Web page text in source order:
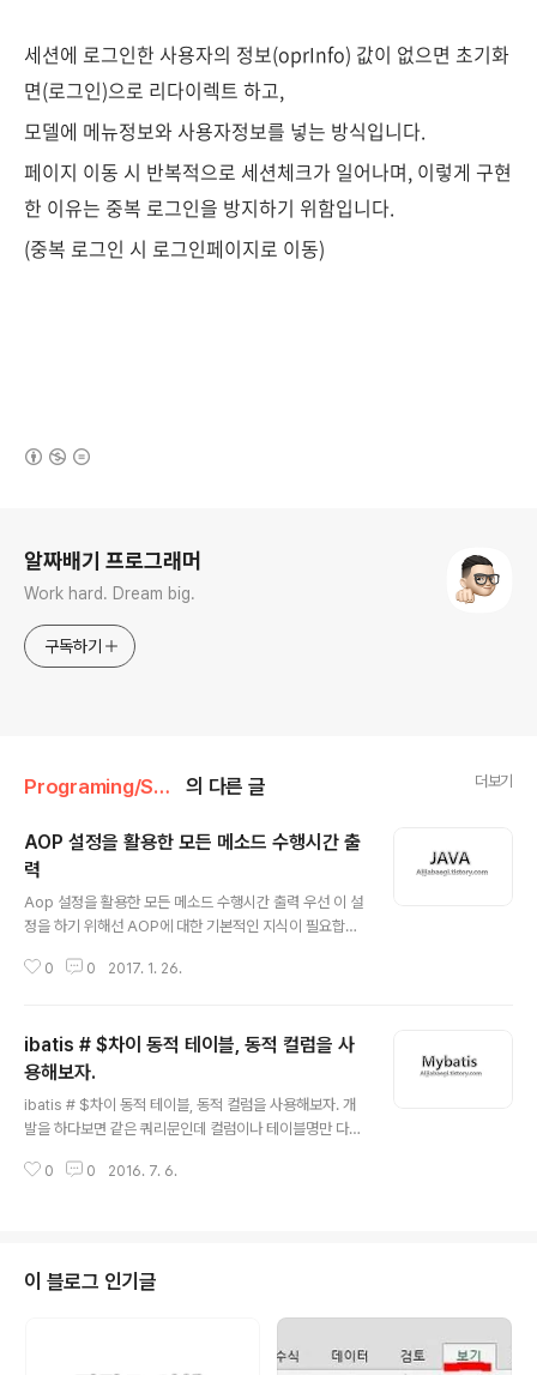
세션에 로그인한 사용자의 정보(oprInfo) 값이 없으면 초기화
면(로그인)으로 리다이렉트 하고,
모델에 메뉴정보와 사용자정보를 넣는 방식입니다.
페이지 이동 시 반복적으로 세션체크가 일어나며, 이렇게 구현
한 이유는 중복 로그인을 방지하기 위함입니다.
(중복 로그인 시 로그인페이지로 이동)
알짜배기 프로그래머
Work hard. Dream big.
구독하기
Programing/Spring 의 다른 글 더보기
AOP 설정을 활용한 모든 메소드 수행시간 출
력
Aop 설정을 활용한 모든 메소드 수행시간 출력 우선 이 설
정을 하기 위해선 AOP에 대한 기본적인 지식이 필요합니
정부프레임워크 나만의 웹 템플릿 프로젝트 생성하기(4-
선 AOP 설정을 사용하는 이유는 필터링된 '모든' Contro
ller의 메소드 대한 수행시간과 해당 메소드 명을 출력할
것이기 때문입니다. AOP를 사용하지 않는다면 모든 메소
드마다 메소드명과 수행시간을 출력하는 클래스를 등록 해
OP 설정을 활용합니다. 그럼 모든 메소드의 수행시간과
0 0 2017. 1. 26.
ibatis # $차이 동적 테이블, 동적 컬럼을 사
용해보자.
ibatis # $차이 동적 테이블, 동적 컬럼을 사용해보자. 개
발을 하다보면 같은 쿼리문인데 컬럼이나 테이블명만 다른
면 쿼리의 양을 줄일 수 있다. 그럼 그 사용방법을 알아보
#을 사용하면 SELECT * FROM TABLE1 WHERE CO
LUME1 = ? 와 같은 쿼리의 ? 에 해당 #value# 값이 바인
딩 되는 것이다. 테이블이나 컬럼위치에 값을 바인딩해서
사용하면 SELECT #COLUME1# FROM TABLE1 jav
0 0 2016. 7. 6.
이 블로그 인기글